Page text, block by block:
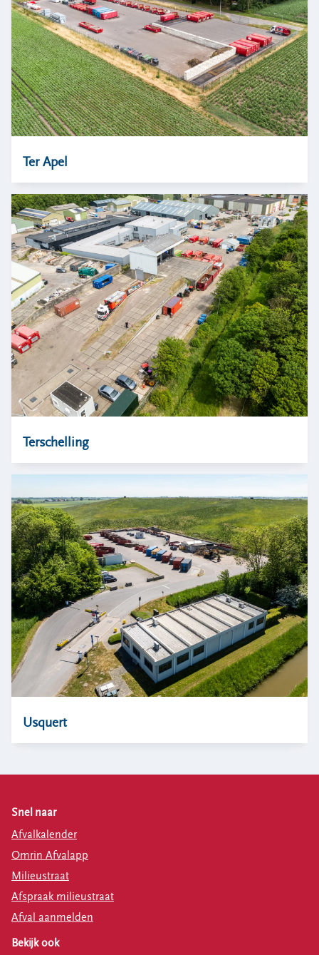
Ter Apel
Terschelling
Usquert
Snel naar
Afvalkalender
Omrin Afvalapp
Milieustraat
Afspraak milieustraat
Afval aanmelden
Bekijk ook